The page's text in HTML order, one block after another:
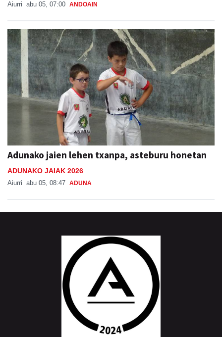
Aiurri abu 05, 07:00 ANDOAIN
Adunako jaien lehen txanpa, asteburu honetan
ADUNAKO JAIAK 2026
Aiurri abu 05, 08:47 ADUNA